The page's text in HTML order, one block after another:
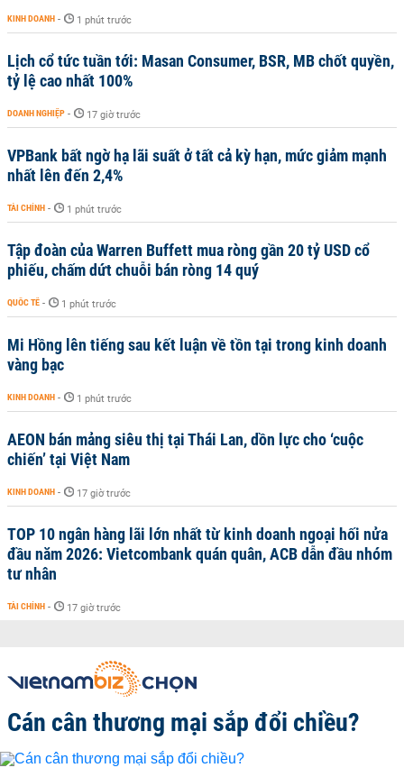
KINH DOANH - 1 phút trước
Lịch cổ tức tuần tới: Masan Consumer, BSR, MB chốt quyền,
tỷ lệ cao nhất 100%
DOANH NGHIỆP - 17 giờ trước
VPBank bất ngờ hạ lãi suất ở tất cả kỳ hạn, mức giảm mạnh
nhất lên đến 2,4%
TÀI CHÍNH - 1 phút trước
Tập đoàn của Warren Buffett mua ròng gần 20 tỷ USD cổ
phiếu, chấm dứt chuỗi bán ròng 14 quý
QUỐC TẾ - 1 phút trước
Mi Hồng lên tiếng sau kết luận về tồn tại trong kinh doanh
vàng bạc
KINH DOANH - 1 phút trước
AEON bán mảng siêu thị tại Thái Lan, dồn lực cho ‘cuộc
chiến’ tại Việt Nam
KINH DOANH - 17 giờ trước
TOP 10 ngân hàng lãi lớn nhất từ kinh doanh ngoại hối nửa
đầu năm 2026: Vietcombank quán quân, ACB dẫn đầu nhóm
tư nhân
TÀI CHÍNH - 17 giờ trước
Cán cân thương mại sắp đổi chiều?